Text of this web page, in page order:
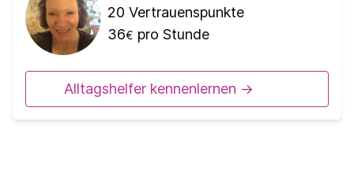
20 Vertrauenspunkte
36€ pro Stunde
Alltagshelfer kennenlernen ->